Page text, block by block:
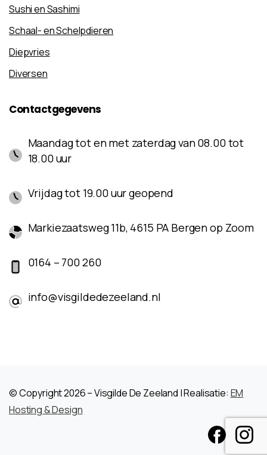
Sushi en Sashimi
Schaal- en Schelpdieren
Diepvries
Diversen
Contactgegevens
Maandag tot en met zaterdag van 08.00 tot
18.00 uur
Vrijdag tot 19.00 uur geopend
Markiezaatsweg 11b, 4615 PA Bergen op Zoom
0164 – 700 260
info@visgildedezeeland.nl
© Copyright 2026 – Visgilde De Zeeland | Realisatie: EM
Hosting & Design